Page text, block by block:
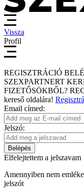
Vissza
Profil
REGISZTRÁCIÓ
SZEXPARTNERT
FIZETŐSÖKBŐL?
kereső oldalára!
Email címed:
Jelszó:
Belépés
Elfelejtettem a jelszavam
Amennyiben nem
jelszót